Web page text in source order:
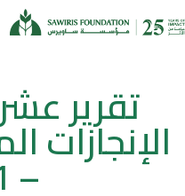
تقرير
– 2011